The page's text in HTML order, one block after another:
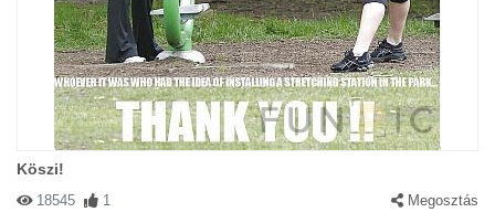
Köszi!
18545 1 Megosztás